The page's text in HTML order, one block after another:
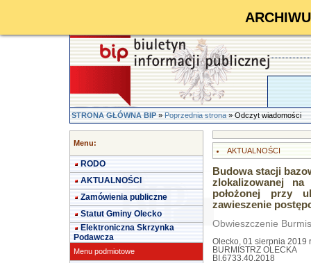
STRONA GŁÓWNA BIP»Poprzednia strona» Odczyt wiadomości
Menu:
RODO
AKTUALNOŚCI
Zamówienia publiczne
Statut Gminy Olecko
Elektroniczna Skrzynka
Podawcza
Menu podmiotowe
AKTUALNOŚCI
Budowa stacji
zlokalizowanej
położonej przy
zawieszenie
Obwieszczenie
Olecko, 01 sierpnia 2019
BURMISTRZ OLECKA
BI.6733.40.2018